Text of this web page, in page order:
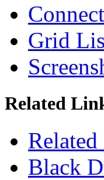
Grid
Related
Black